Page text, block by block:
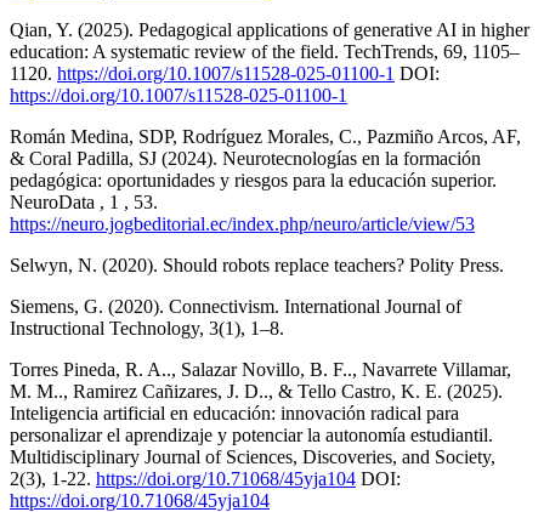
Qian, Y. (2025). Pedagogical applications of generative AI in higher
education: A systematic review of the field. TechTrends, 69, 1105–
1120. https://doi.org/10.1007/s11528-025-01100-1 DOI:
https://doi.org/10.1007/s11528-025-01100-1
Román Medina, SDP, Rodríguez Morales, C., Pazmiño Arcos, AF,
& Coral Padilla, SJ (2024). Neurotecnologías en la formación
pedagógica: oportunidades y riesgos para la educación superior.
NeuroData , 1 , 53.
https://neuro.jogbeditorial.ec/index.php/neuro/article/view/53
Selwyn, N. (2020). Should robots replace teachers? Polity Press.
Siemens, G. (2020). Connectivism. International Journal of
Instructional Technology, 3(1), 1–8.
Torres Pineda, R. A.., Salazar Novillo, B. F.., Navarrete Villamar,
M. M.., Ramirez Cañizares, J. D.., & Tello Castro, K. E. (2025).
Inteligencia artificial en educación: innovación radical para
personalizar el aprendizaje y potenciar la autonomía estudiantil.
Multidisciplinary Journal of Sciences, Discoveries, and Society,
2(3), 1-22. https://doi.org/10.71068/45yja104 DOI:
https://doi.org/10.71068/45yja104